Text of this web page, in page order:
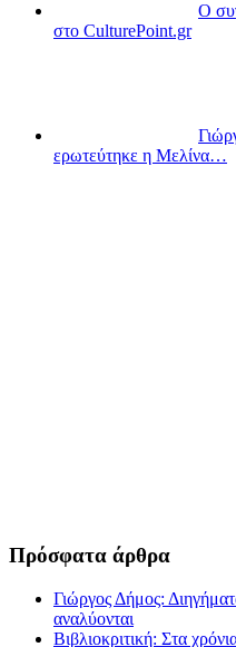
Ο
στο CulturePoint.gr
ερωτεύτηκε η Μελίνα…
Πρόσφατα άρθρα
Γιώργος Δήμος:
αναλύονται
Βιβλιοκριτική: Στα